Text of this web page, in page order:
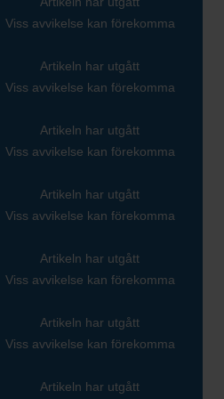
Viss avvikelse kan förekomma
Artikeln har utgått
Viss avvikelse kan förekomma
Artikeln har utgått
Viss avvikelse kan förekomma
Artikeln har utgått
Viss avvikelse kan förekomma
Artikeln har utgått
Viss avvikelse kan förekomma
Artikeln har utgått
Viss avvikelse kan förekomma
Artikeln har utgått